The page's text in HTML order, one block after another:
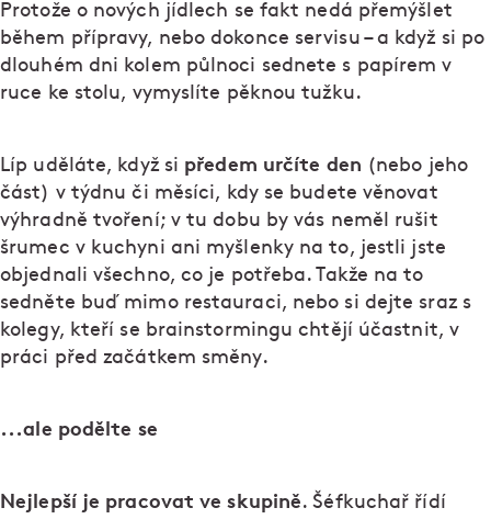
Protože o nových jídlech se fakt nedá přemýšlet
během přípravy, nebo dokonce servisu – a když si po
dlouhém dni kolem půlnoci sednete s papírem v
ruce ke stolu, vymyslíte pěknou tužku.
Líp uděláte, když si předem určíte den (nebo jeho
část) v týdnu či měsíci, kdy se budete věnovat
výhradně tvoření; v tu dobu by vás neměl rušit
šrumec v kuchyni ani myšlenky na to, jestli jste
objednali všechno, co je potřeba. Takže na to
sedněte buď mimo restauraci, nebo si dejte sraz s
kolegy, kteří se brainstormingu chtějí účastnit, v
práci před začátkem směny.
...ale podělte se
Nejlepší je pracovat ve skupině. Šéfkuchař řídí